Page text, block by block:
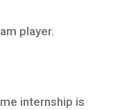
player.
internship is